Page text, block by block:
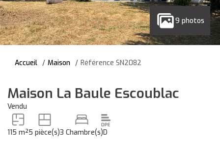
9 photos
Accueil Maison Référence SN2082
Maison La Baule Escoublac
Vendu
115 m²5 pièce(s)3 Chambre(s)D